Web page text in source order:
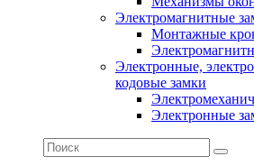
Электромагнитные
Монтажные
Электронные,
кодовые замки
Электронные